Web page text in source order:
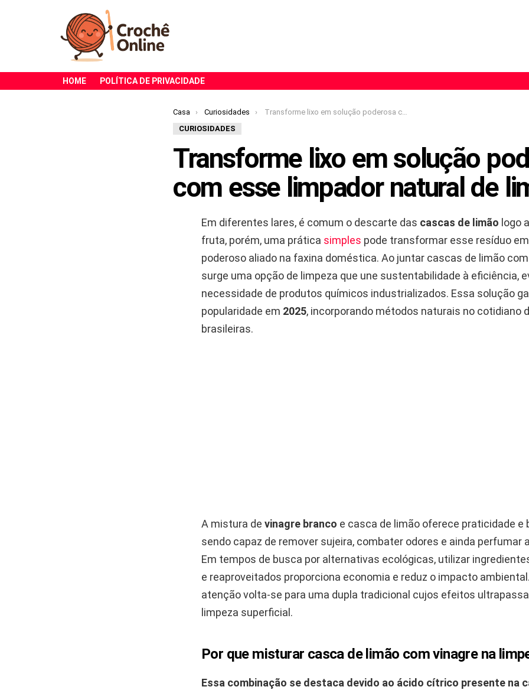
HOME POLÍTICA DE PRIVACIDADE
Você está aqui:
Casa Curiosidades
Transforme lixo em solução poderosa com esse limpador natural de limão
CURIOSIDADES
Transforme lixo em solução
com esse limpador natural de
Em diferentes lares, é comum o descarte das cascas de limão logo
fruta, porém, uma prática simples pode transformar esse resíduo
poderoso aliado na faxina doméstica. Ao juntar cascas de limão
surge uma opção de limpeza que une sustentabilidade à eficiência,
necessidade de produtos químicos industrializados. Essa solução
popularidade em 2025, incorporando métodos naturais no cotidiano
brasileiras.
A mistura de vinagre branco e casca de limão oferece praticidade e
sendo capaz de remover sujeira, combater odores e ainda perfumar
Em tempos de busca por alternativas ecológicas, utilizar
e reaproveitados proporciona economia e reduz o impacto
atenção volta-se para uma dupla tradicional cujos efeitos
limpeza superficial.
Por que misturar casca de limão com vinagre na
Essa combinação se destaca devido ao ácido cítrico presente na